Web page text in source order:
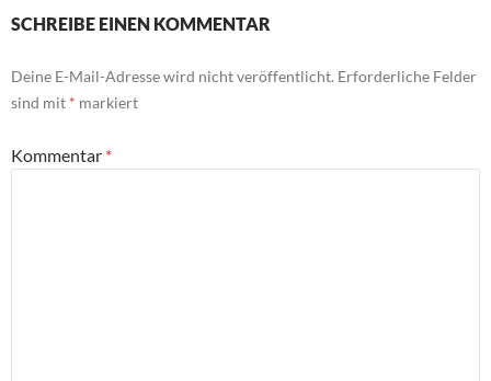
SCHREIBE EINEN KOMMENTAR
Deine E-Mail-Adresse wird nicht veröffentlicht. Erforderliche Felder
sind mit * markiert
Kommentar *